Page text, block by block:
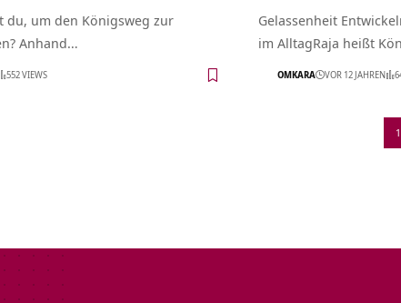
du, um den Königsweg zur
Anhand…
552 VIEWS
Gelassenheit
im AlltagRaja heißt
OMKARA VOR 12 JAHREN
1